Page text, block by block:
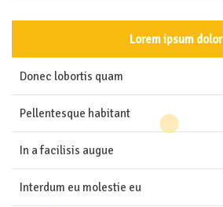
Lorem ipsum dolor
Donec lobortis quam
Pellentesque habitant
In a facilisis augue
Interdum eu molestie eu